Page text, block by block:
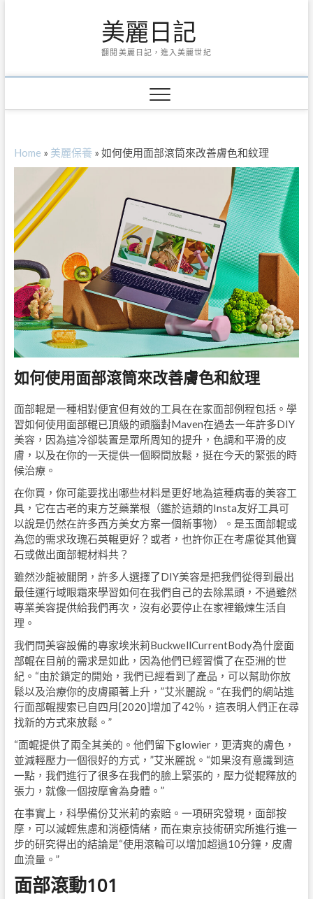
美麗日記
翻閱美麗日記，進入美麗世紀
Home » 美麗保養 » 如何使用面部滾筒來改善膚色和紋理
如何使用面部滾筒來改善膚色和紋理
面部輥是一種相對便宜但有效的工具在在家面部例程包括。學
習如何使用面部輥已頂級的頭腦對Maven在過去一年許多DIY
美容，因為這冷卻裝置是眾所周知的提升，色調和平滑的皮
膚，以及在你的一天提供一個瞬間放鬆，挺在今天的緊張的時
候治療。
在你買，你可能要找出哪些材料是更好地為這種病毒的美容工
具，它在古老的東方芝藥業根（鑑於這類的Insta友好工具可
以說是仍然在許多西方美女方案一個新事物）。是玉面部輥或
為您的需求玫瑰石英輥更好？或者，也許你正在考慮從其他寶
石或做出面部輥材料共？
雖然沙龍被關閉，許多人選擇了DIY美容是把我們從得到最出
最佳運行域眼霜來學習如何在我們自己的去除黑頭，不過雖然
專業美容提供給我們再次，沒有必要停止在家裡鍛煉生活自
理。
我們問美容設備的專家埃米莉BuckwellCurrentBody為什麼面
部輥在目前的需求是如此，因為他們已經習慣了在亞洲的世
紀。“由於鎖定的開始，我們已經看到了產品，可以幫助你放
鬆以及治療你的皮膚顯著上升，”艾米麗說。“在我們的網站進
行面部輥搜索已自四月[2020]增加了42％，這表明人們正在尋
找新的方式來放鬆。”
“面輥提供了兩全其美的。他們留下glowier，更清爽的膚色，
並減輕壓力一個很好的方式，”艾米麗說。“如果沒有意識到這
一點，我們進行了很多在我們的臉上緊張的，壓力從輥釋放的
張力，就像一個按摩會為身體。”
在事實上，科學備份艾米莉的索賠。一項研究發現，面部按
摩，可以減輕焦慮和消極情緒，而在東京技術研究所進行進一
步的研究得出的結論是“使用滾輪可以增加超過10分鐘，皮膚
血流量。”
面部滾動101